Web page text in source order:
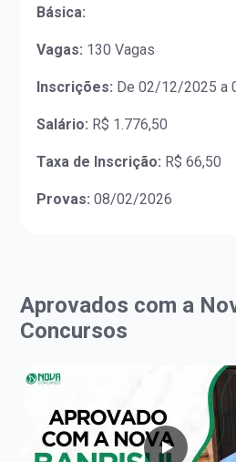
Básica:
Vagas: 130 Vagas
Inscrições: De 02/12/2025 a
Salário: R$ 1.776,50
Taxa de Inscrição: R$ 66,50
Provas: 08/02/2026
Aprovados com a
Concursos